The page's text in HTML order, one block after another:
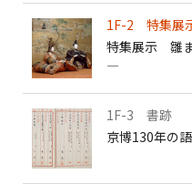
1F-2 特集展
特集展示 雛
―
1F-3 書跡
京博130年の